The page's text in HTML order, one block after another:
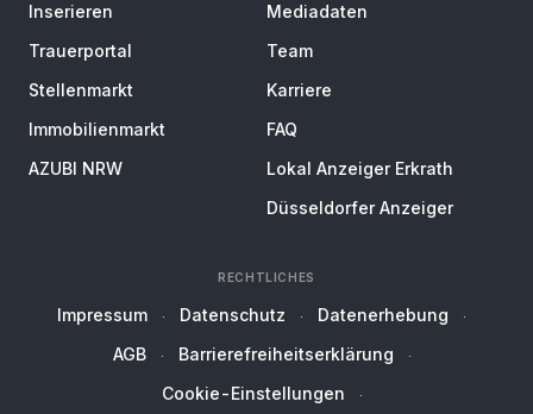
Inserieren
Trauerportal
Stellenmarkt
Immobilienmarkt
AZUBI NRW
Mediadaten
Team
Karriere
FAQ
Lokal Anzeiger Erkrath
Düsseldorfer Anzeiger
RECHTLICHES
Impressum Datenschutz
Datenerhebung
AGB
Barrierefreiheitserklärung
Cookie-Einstellungen